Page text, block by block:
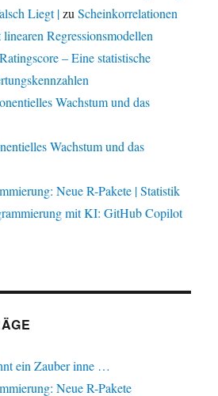
Liegt |zuScheinkorrelationen
Regressionsmodellen
– Eine statistische
Wachstum und das
Wachstum und das
Neue R-Pakete | Statistik
mit KI: GitHub Copilot
ein Zauber inne …
Neue R-Pakete